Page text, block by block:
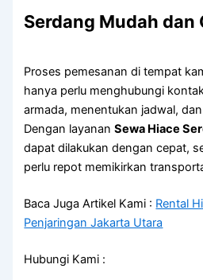
Serdang Mudah dan
Proses pemesanan di tempat
hanya perlu menghubungi
armada, menentukan jadwal,
Dengan layananSewa Hiace
dapat dilakukan dengan cepat,
perlu repot memikirkan
Baca Juga Artikel Kami : Rental
Penjaringan Jakarta Utara
Hubungi Kami :